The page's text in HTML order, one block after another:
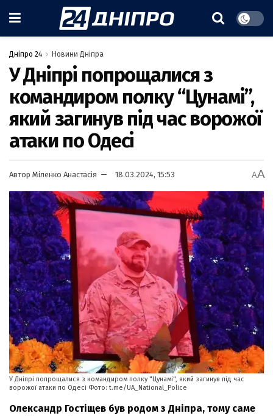
Дніпро 24 Новини Дніпра
У Дніпрі попрощалися з
командиром полку “Цунамі”,
який загинув під час ворожої
атаки по Одесі
Автор Міленко Анастасія 18.03.2024, 15:53 AA
У Дніпрі попрощалися з командиром полку "Цунамі", який загинув під час
ворожої атаки по Одесі Фото: t.me/UA_National_Police
Олександр Гостіщев був родом з Дніпра, тому саме